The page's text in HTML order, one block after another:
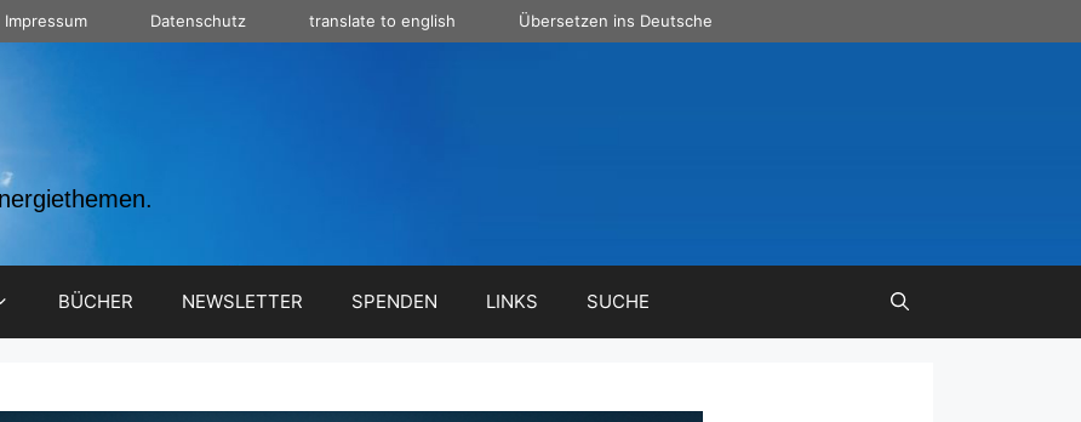
Impressum Datenschutz translate to english Übersetzen ins Deutsche
BÜCHER NEWSLETTER SPENDEN LINKS SUCHE